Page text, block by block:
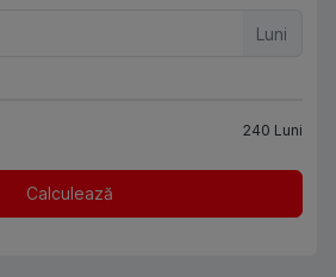
Luni
240 Luni
Calculează